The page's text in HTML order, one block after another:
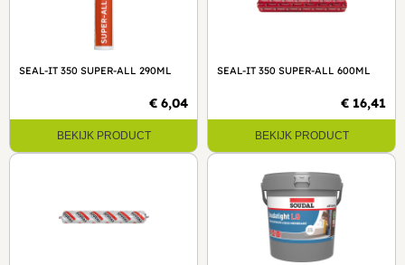
SEAL-IT 350 SUPER-ALL 290ML
€ 6,04
BEKIJK PRODUCT
SEAL-IT 350 SUPER-ALL 600ML
€ 16,41
BEKIJK PRODUCT